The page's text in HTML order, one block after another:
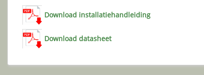
Download installatiehandleiding
Download datasheet